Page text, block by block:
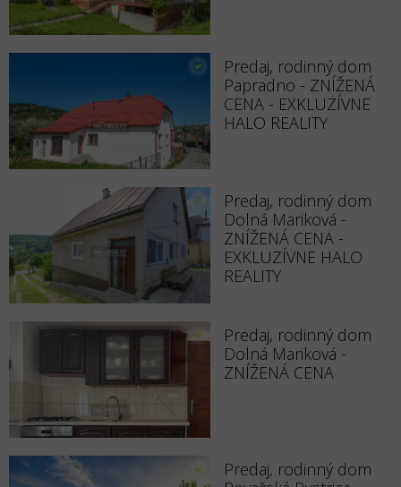
Predaj, rodinný dom
Papradno - ZNÍŽENÁ
CENA - EXKLUZÍVNE
HALO REALITY
Predaj, rodinný dom
Dolná Mariková -
ZNÍŽENÁ CENA -
EXKLUZÍVNE HALO
REALITY
Predaj, rodinný dom
Dolná Mariková -
ZNÍŽENÁ CENA
Predaj, rodinný dom